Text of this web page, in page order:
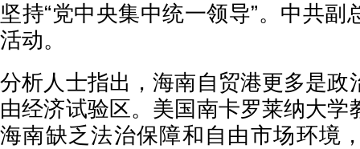
坚持“党中央集中统一领导”。中共副
活动。
分析人士指出，海南自贸港更多是政
由经济试验区。美国南卡罗莱纳大学
海南缺乏法治保障和自由市场环境